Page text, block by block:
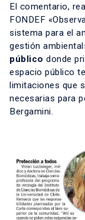
El comentario,
FONDEF
sistema para el
gestión
público donde
espacio público
limitaciones que
necesarias para
Bergamini.